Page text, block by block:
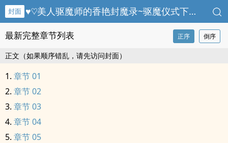
封面 ♥♡美人驱魔师的香艳封魔录~驱魔仪式下藏不住的‍‎‍色‍‍‎色‌‌春光【简体版】艳炎驱魔师～沈艳萝
最新完整章节列表 正序 倒序
正文（如果顺序错乱，请先访问封面）
章节 01
章节 02
章节 03
章节 04
章节 05